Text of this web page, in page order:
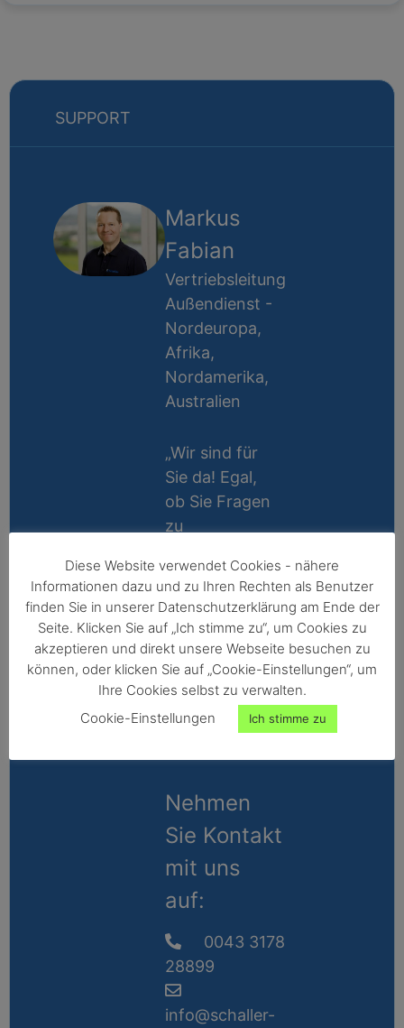
SUPPORT
Markus
Fabian
Vertriebsleitung
Außendienst -
Nordeuropa,
Afrika,
Nordamerika,
Australien
„Wir sind für
Sie da! Egal,
ob Sie Fragen
zu
Kalibrierung,
Zubehör oder
Technik
haben, wir
helfen gerne
persönlich
weiter!“
Nehmen
Sie Kontakt
mit uns
auf:
0043 3178
28899
info@schaller-
Lifetime
Support
10 Jahre
Reparatur-
Diese Website verwendet Cookies - nähere
Informationen dazu und zu Ihren Rechten als Benutzer
finden Sie in unserer Datenschutzerklärung am Ende der
Seite. Klicken Sie auf „Ich stimme zu“, um Cookies zu
akzeptieren und direkt unsere Webseite besuchen zu
können, oder klicken Sie auf „Cookie-Einstellungen“, um
Ihre Cookies selbst zu verwalten.
Cookie-Einstellungen
Ich stimme zu